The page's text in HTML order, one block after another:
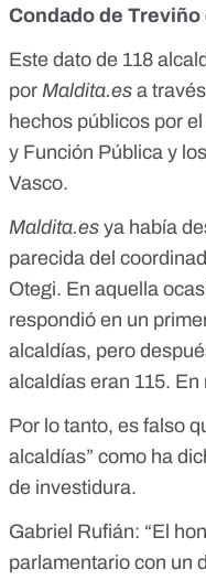
Condado de
Este dato de 118
por Maldita.es a
hechos públicos por
y Función Pública y
Vasco.
Maldita.es ya había
parecida del
Otegi. En aquella
respondió en un
alcaldías, pero
alcaldías eran 115.
Por lo tanto, es falso
alcaldías” como ha
de investidura.
Gabriel Rufián: “El
parlamentario con un